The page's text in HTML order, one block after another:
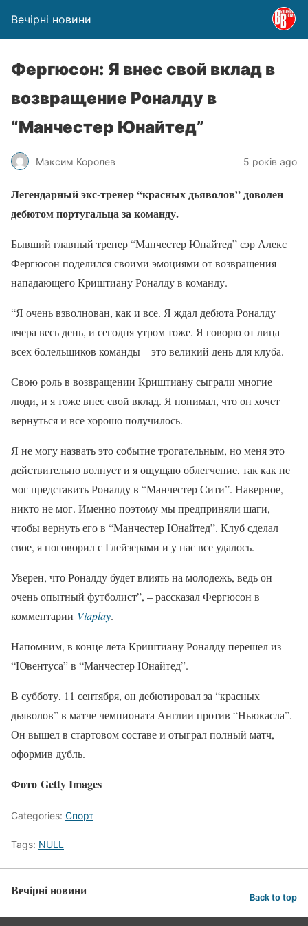
Вечірні новини
Фергюсон: Я внес свой вклад в
возвращение Роналду в
“Манчестер Юнайтед”
Максим Королев 5 років ago
Легендарный экс-тренер “красных дьяволов” доволен
дебютом португальца за команду.
Бывший главный тренер “Манчестер Юнайтед” сэр Алекс
Фергюсон поделился своими эмоциями от возвращения
нападающего Криштиану Роналду в команду.
“Я очень взволнован, как и все. Я ждал дебюта Роналду
вчера весь день, и сегодня утром тоже. Я говорю от лица
всех болельщиков команды – это великий день для клуба.
Свою роль в возвращении Криштиану сыграли многие
люди, и я тоже внес свой вклад. Я понимал, что он хочет
вернуться и все хорошо получилось.
Я не могу назвать это событие трогательным, но меня это
действительно волнует и я ощущаю облегчение, так как не
мог представить Роналду в “Манчестер Сити”. Наверное,
никто не мог. Именно поэтому мы предприняли шаги,
чтобы вернуть его в “Манчестер Юнайтед”. Клуб сделал
свое, я поговорил с Глейзерами и у нас все удалось.
Уверен, что Роналду будет влиять на молодежь, ведь он
очень опытный футболист”, – рассказал Фергюсон в
комментарии Viaplay.
Напомним, в конце лета Криштиану Роналду перешел из
“Ювентуса” в “Манчестер Юнайтед”.
В субботу, 11 сентября, он дебютировал за “красных
дьяволов” в матче чемпионата Англии против “Ньюкасла”.
Он вышел в стартовом составе и отыграл полный матч,
оформив дубль.
Фото Getty Images
Categories: Спорт
Tags: NULL
Вечірні новини Back to top